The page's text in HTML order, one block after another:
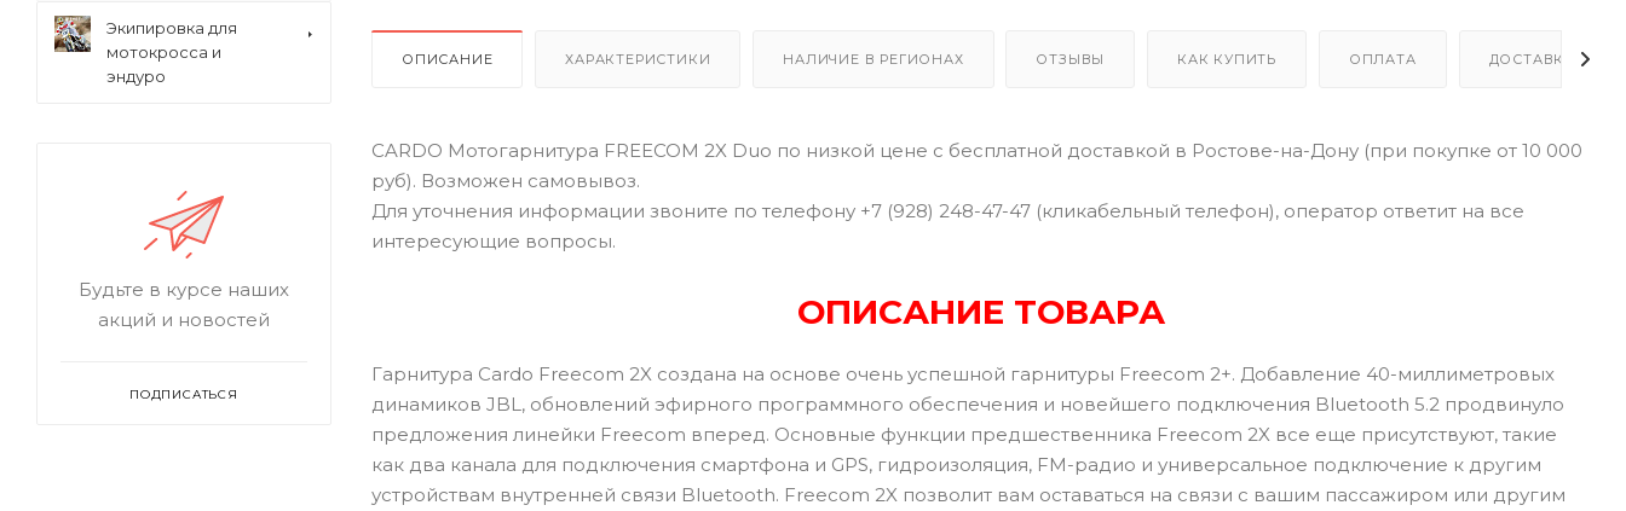
ОПИСАНИЕ ХАРАКТЕРИСТИКИ НАЛИЧИЕ В РЕГИОНАХ ОТЗЫВЫ КАК КУПИТЬ ОПЛАТА ДОСТАВКА
CARDO Мотогарнитура FREECOM 2X Duo по низкой цене с бесплатной доставкой в Ростове-на-Дону (при покупке от 10 000
руб). Возможен самовывоз.
Для уточнения информации звоните по телефону +7 (928) 248-47-47 (кликабельный телефон), оператор ответит на все
интересующие вопросы.
ОПИСАНИЕ ТОВАРА
Гарнитура Cardo Freecom 2X создана на основе очень успешной гарнитуры Freecom 2+. Добавление 40-миллиметровых
динамиков JBL, обновлений эфирного программного обеспечения и новейшего подключения Bluetooth 5.2 продвинуло
предложения линейки Freecom вперед. Основные функции предшественника Freecom 2X все еще присутствуют, такие
как два канала для подключения смартфона и GPS, гидроизоляция, FM-радио и универсальное подключение к другим
устройствам внутренней связи Bluetooth. Freecom 2X позволит вам оставаться на связи с вашим пассажиром или другим
Экипировка для
мотокросса и
эндуро
Будьте в курсе наших
акций и новостей
ПОДПИСАТЬСЯ